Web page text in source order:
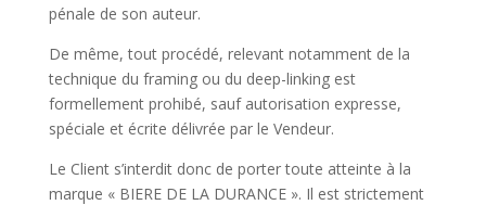
pénale de son auteur.
De même, tout procédé, relevant notamment de la
technique du framing ou du deep-linking est
formellement prohibé, sauf autorisation expresse,
spéciale et écrite délivrée par le Vendeur.
Le Client s’interdit donc de porter toute atteinte à la
marque « BIERE DE LA DURANCE ». Il est strictement